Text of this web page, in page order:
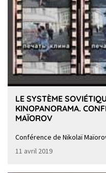
LE SYSTÈME
KINOPANORAMA.
MAÏOROV
Conférence de Nikolaï
11 avril 2019